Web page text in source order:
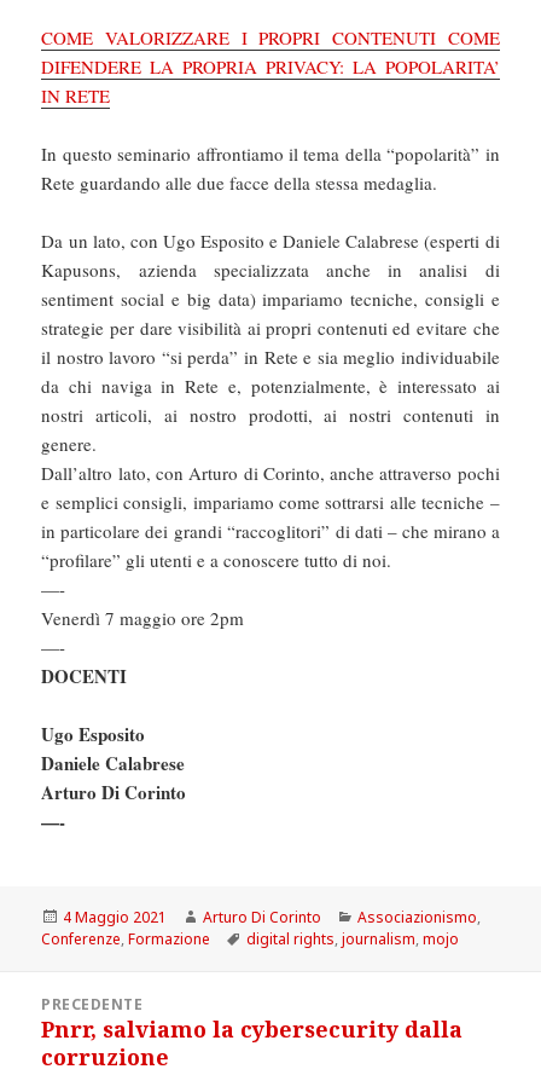
COME VALORIZZARE I PROPRI CONTENUTI COME
DIFENDERE LA PROPRIA PRIVACY: LA POPOLARITA’
IN RETE
In questo seminario affrontiamo il tema della “popolarità” in
Rete guardando alle due facce della stessa medaglia.
Da un lato, con Ugo Esposito e Daniele Calabrese (esperti di
Kapusons, azienda specializzata anche in analisi di
sentiment social e big data) impariamo tecniche, consigli e
strategie per dare visibilità ai propri contenuti ed evitare che
il nostro lavoro “si perda” in Rete e sia meglio individuabile
da chi naviga in Rete e, potenzialmente, è interessato ai
nostri articoli, ai nostro prodotti, ai nostri contenuti in
genere.
Dall’altro lato, con Arturo di Corinto, anche attraverso pochi
e semplici consigli, impariamo come sottrarsi alle tecniche –
in particolare dei grandi “raccoglitori” di dati – che mirano a
“profilare” gli utenti e a conoscere tutto di noi.
—-
Venerdì 7 maggio ore 2pm
—-
DOCENTI
Ugo Esposito
Daniele Calabrese
Arturo Di Corinto
—-
Scritto
il
4 Maggio 2021 Autore
Arturo Di Corinto Categorie
Associazionismo,
Conferenze,Formazione Tag
digital rights,journalism,mojo
articoliPRECEDENTE
Articolo
precedente:
Pnrr, salviamo la cybersecurity dalla
corruzione